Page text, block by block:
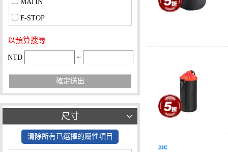
MATIN
F-STOP
以預算搜尋
NTD ~
確定送出
尺寸
清除所有已選擇的屬性項目